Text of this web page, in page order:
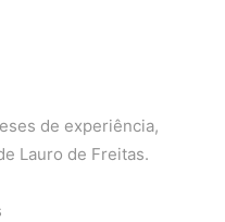
de experiência,
Lauro de Freitas.